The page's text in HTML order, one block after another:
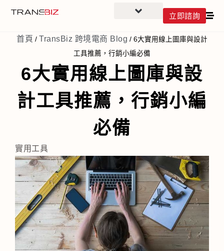
立即諮詢
首頁 / TransBiz 跨境電商 Blog / 6大實用線上圖庫與設計
工具推薦，行銷小編必備
6大實用線上圖庫與設
計工具推薦，行銷小編
必備
實用工具